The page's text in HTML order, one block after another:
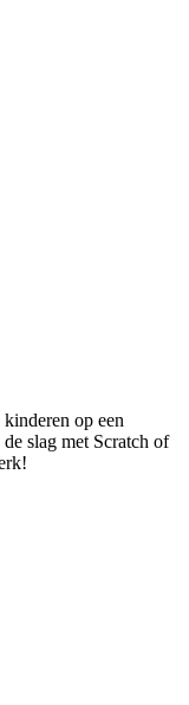
op een
slag met Scratch of